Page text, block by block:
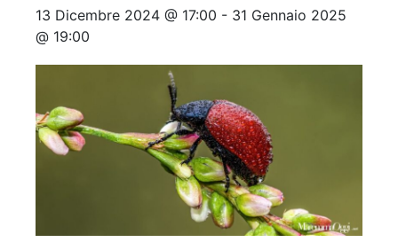
13 Dicembre 2024 @ 17:00 - 31 Gennaio 2025
@ 19:00